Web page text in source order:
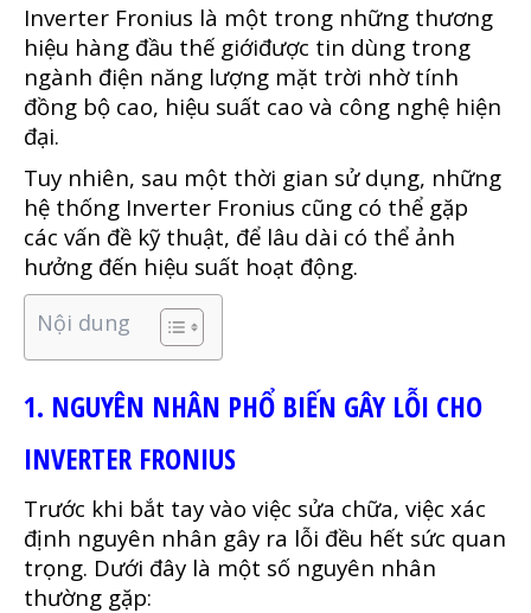
Inverter Fronius là một trong những thương
hiệu hàng đầu thế giớiđược tin dùng trong
ngành điện năng lượng mặt trời nhờ tính
đồng bộ cao, hiệu suất cao và công nghệ hiện
đại.
Tuy nhiên, sau một thời gian sử dụng, những
hệ thống Inverter Fronius cũng có thể gặp
các vấn đề kỹ thuật, để lâu dài có thể ảnh
hưởng đến hiệu suất hoạt động.
Nội dung
1. NGUYÊN NHÂN PHỔ BIẾN GÂY LỖI CHO
INVERTER FRONIUS
Trước khi bắt tay vào việc sửa chữa, việc xác
định nguyên nhân gây ra lỗi đều hết sức quan
trọng. Dưới đây là một số nguyên nhân
thường gặp: